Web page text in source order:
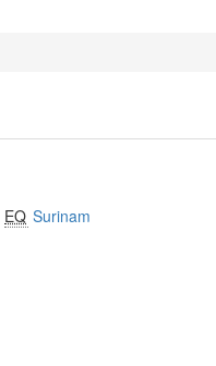
EQ Surinam